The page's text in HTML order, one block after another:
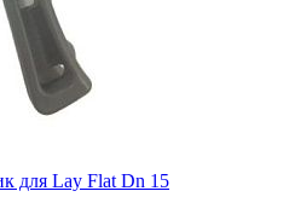
для Lay Flat Dn 15